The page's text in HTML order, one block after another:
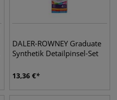
DALER-ROWNEY Graduate
Synthetik Detailpinsel-Set
13,36 €